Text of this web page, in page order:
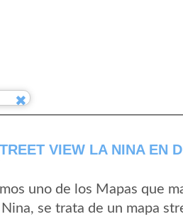
VIEW LA NINA EN
uno de los Mapas que
se trata de un mapa